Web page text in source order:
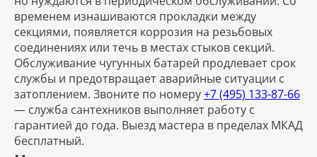
временем изнашиваются прокладки между
секциями, появляется коррозия на резьбовых
соединениях или течь в местах стыков секций.
Обслуживание чугунных батарей продлевает срок
службы и предотвращает аварийные ситуации с
затоплением. Звоните по номеру+7 (495) 133-87-66
— служба сантехников выполняет работу с
гарантией до года. Выезд мастера в пределах МКАД
бесплатный.